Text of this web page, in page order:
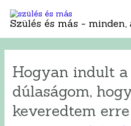
content
Szülés és más - minden,
Hogyan indult a
dúlaságom,
keveredtem